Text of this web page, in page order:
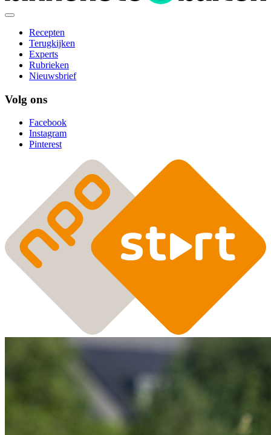
Recepten
Terugkijken
Experts
Rubrieken
Nieuwsbrief
Volg ons
Facebook
Instagram
Pinterest